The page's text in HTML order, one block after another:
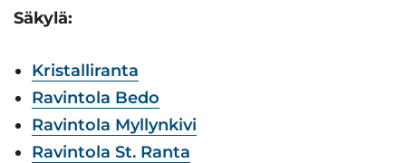
Säkylä:
Kristalliranta
Ravintola Bedo
Ravintola Myllynkivi
Ravintola St. Ranta